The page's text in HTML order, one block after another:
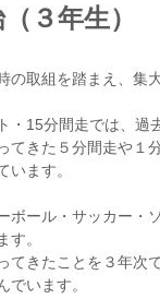
３年生）
取組を踏まえ、集
・15分間走では、過
てきた５分間走や１
います。
ボール・サッカー・
す。
てきたことを３年次
でいます。